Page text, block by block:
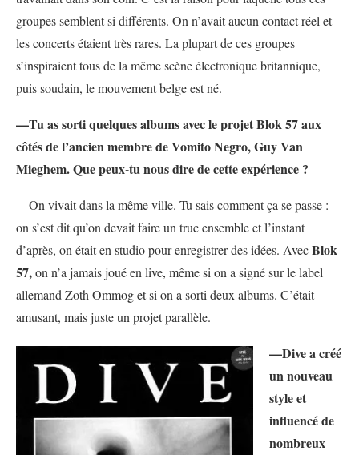
groupes semblent si différents. On n’avait aucun contact réel et
les concerts étaient très rares. La plupart de ces groupes
s’inspiraient tous de la même scène électronique britannique,
puis soudain, le mouvement belge est né.
—Tu as sorti quelques albums avec le projet Blok 57 aux
côtés de l’ancien membre de Vomito Negro, Guy Van
Mieghem. Que peux-tu nous dire de cette expérience ?
—On vivait dans la même ville. Tu sais comment ça se passe :
on s’est dit qu’on devait faire un truc ensemble et l’instant
d’après, on était en studio pour enregistrer des idées. AvecBlok
57,on n’a jamais joué en live, même si on a signé sur le label
allemand Zoth Ommog et si on a sorti deux albums. C’était
amusant, mais juste un projet parallèle.
—Dive a créé
un nouveau
style et
influencé de
nombreux